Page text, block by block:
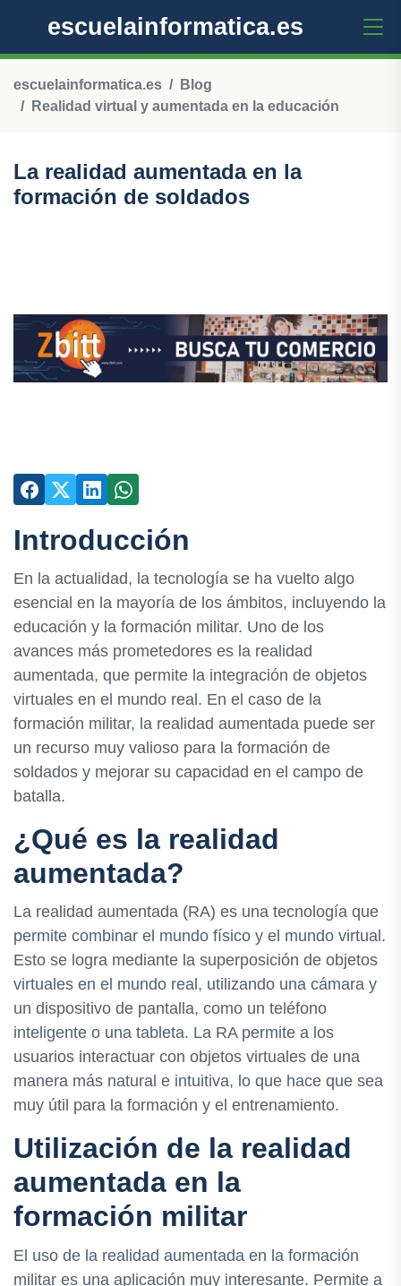
escuelainformatica.es
escuelainformatica.es
Blog
Realidad virtual y aumentada en la educación
La realidad aumentada en la
formación de soldados
Introducción
En la actualidad, la tecnología se ha vuelto algo
esencial en la mayoría de los ámbitos, incluyendo la
educación y la formación militar. Uno de los
avances más prometedores es la realidad
aumentada, que permite la integración de objetos
virtuales en el mundo real. En el caso de la
formación militar, la realidad aumentada puede ser
un recurso muy valioso para la formación de
soldados y mejorar su capacidad en el campo de
batalla.
¿Qué es la realidad
aumentada?
La realidad aumentada (RA) es una tecnología que
permite combinar el mundo físico y el mundo virtual.
Esto se logra mediante la superposición de objetos
virtuales en el mundo real, utilizando una cámara y
un dispositivo de pantalla, como un teléfono
inteligente o una tableta. La RA permite a los
usuarios interactuar con objetos virtuales de una
manera más natural e intuitiva, lo que hace que sea
muy útil para la formación y el entrenamiento.
Utilización de la realidad
aumentada en la
formación militar
El uso de la realidad aumentada en la formación
militar es una aplicación muy interesante. Permite a